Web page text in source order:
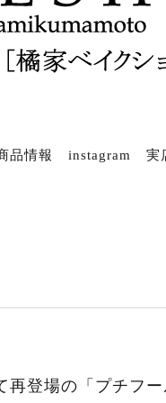
品情報 instagram 実
登場の「プチフー